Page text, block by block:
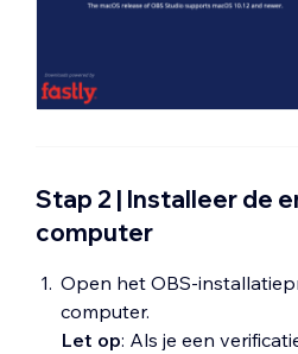
Stap 2 | Installeer de
computer
Open het OBS-
computer.
Let op: Als je een